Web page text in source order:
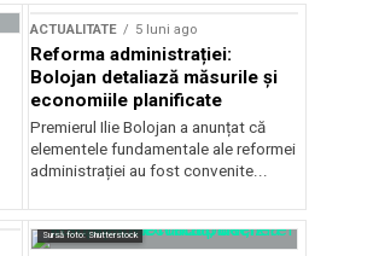
ACTUALITATE 5 luni ago
Reforma administrației:
Bolojan detaliază măsurile și
economiile planificate
Premierul Ilie Bolojan a anunțat că
elementele fundamentale ale reformei
administrației au fost convenite...
Sursă foto: Shutterstock